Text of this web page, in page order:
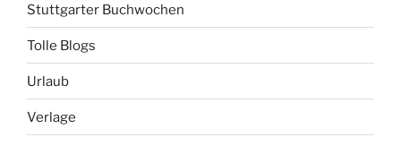
Stuttgarter Buchwochen
Tolle Blogs
Urlaub
Verlage